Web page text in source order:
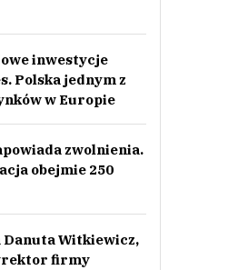
inwestycje
Polska jednym z
w Europie
zwolnienia.
obejmie 250
Danuta Witkiewicz,
firmy